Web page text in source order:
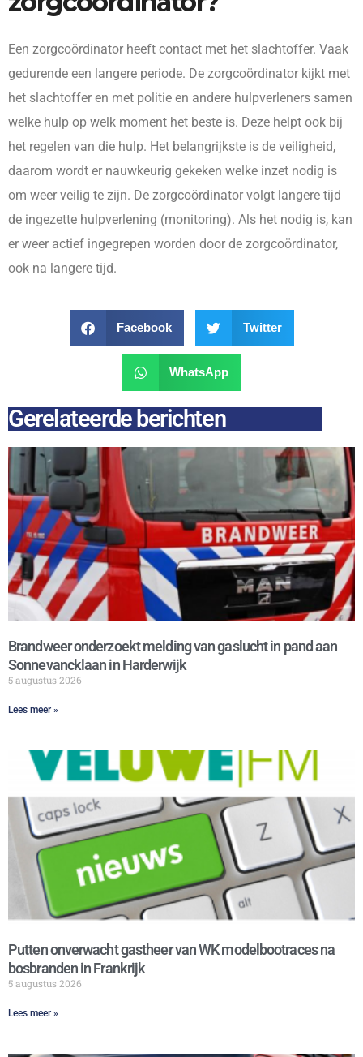
Een zorgcoördinator heeft contact met het slachtoffer. Vaak
gedurende een langere periode. De zorgcoördinator kijkt met
het slachtoffer en met politie en andere hulpverleners samen
welke hulp op welk moment het beste is. Deze helpt ook bij
het regelen van die hulp. Het belangrijkste is de veiligheid,
daarom wordt er nauwkeurig gekeken welke inzet nodig is
om weer veilig te zijn. De zorgcoördinator volgt langere tijd
de ingezette hulpverlening (monitoring). Als het nodig is, kan
er weer actief ingegrepen worden door de zorgcoördinator,
ook na langere tijd.
Facebook Twitter
WhatsApp
Gerelateerde berichten
Brandweer onderzoekt melding van gaslucht in pand aan
Sonnevancklaan in Harderwijk
5 augustus 2026
Lees meer »
Putten onverwacht gastheer van WK modelbootraces na
bosbranden in Frankrijk
5 augustus 2026
Lees meer »